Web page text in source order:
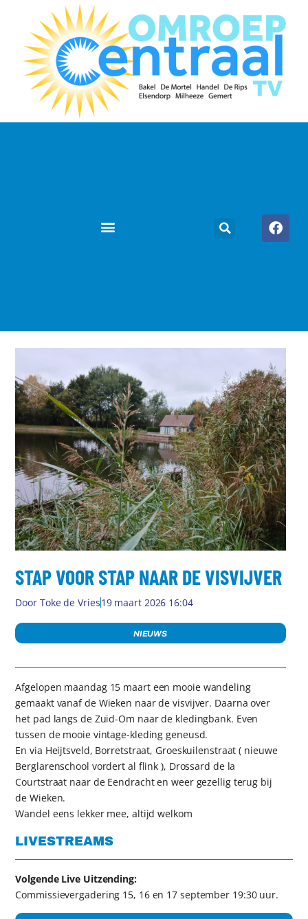
STAP VOOR STAP NAAR DE VISVIJVER
Door Toke de Vries19 maart 2026 16:04
NIEUWS
Afgelopen maandag 15 maart een mooie wandeling
gemaakt vanaf de Wieken naar de visvijver. Daarna over
het pad langs de Zuid-Om naar de kledingbank. Even
tussen de mooie vintage-kleding geneusd.
En via Heijtsveld, Borretstraat, Groeskuilenstraat ( nieuwe
Berglarenschool vordert al flink ), Drossard de la
Courtstraat naar de Eendracht en weer gezellig terug bij
de Wieken.
Wandel eens lekker mee, altijd welkom
LIVESTREAMS
Volgende Live Uitzending:
Commissievergadering 15, 16 en 17 september 19:30 uur.